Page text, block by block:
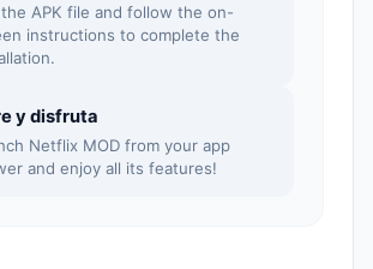
the APK file and follow the on-
instructions to complete the
y disfruta
Netflix MOD from your app
and enjoy all its features!